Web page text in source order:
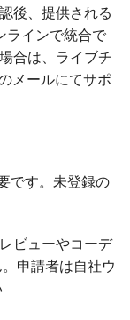
後、提供される
ラインで統合で
合は、ライブチ
メールにてサポ
です。未登録の
ビューやコーデ
申請者は自社ウ